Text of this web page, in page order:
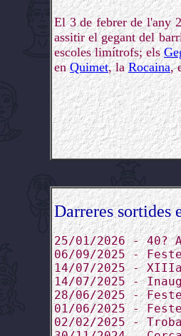
El 3 de febrer de l'any
assitir el gegant del
escoles limítrofs; els
enQuimet, laRocaina,
Darreres sortides
25/01/2026 - 40?
06/09/2025 -
14/07/2025 -
14/07/2025 -
28/06/2025 -
01/06/2025 -
02/02/2025 -